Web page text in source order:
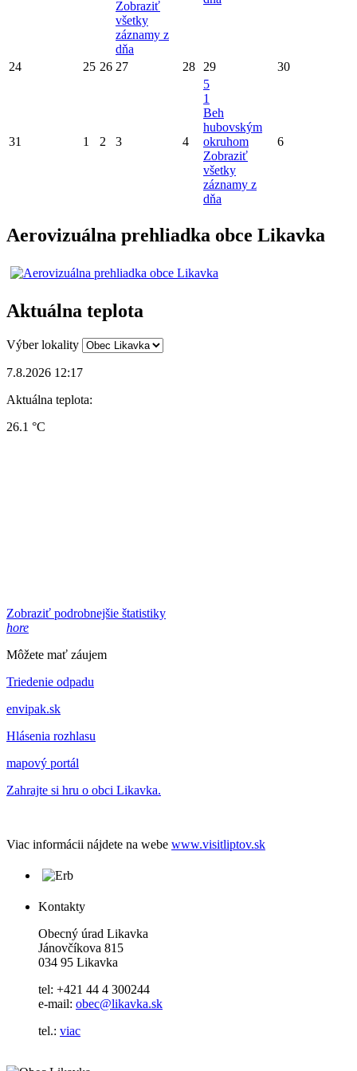
Zobraziť
všetky
záznamy z
dňa
24 25 26 27 28 29 30
31 1 2 3 4
5
1
Beh
hubovským
okruhom
Zobraziť
všetky
záznamy z
dňa
6
Aerovizuálna prehliadka obce Likavka
Aktuálna teplota
Výber lokality
7.8.2026 12:17
Aktuálna teplota:
26.1 °C
Zobraziť podrobnejšie štatistiky
hore
Môžete mať záujem
Triedenie odpadu
envipak.sk
Hlásenia rozhlasu
mapový portál
Zahrajte si hru o obci Likavka.
Viac informácii nájdete na webe www.visitliptov.sk
Kontakty
Obecný úrad Likavka
Jánovčíkova 815
034 95 Likavka
tel: +421 44 4 300244
e-mail: obec@likavka.sk
tel.: viac